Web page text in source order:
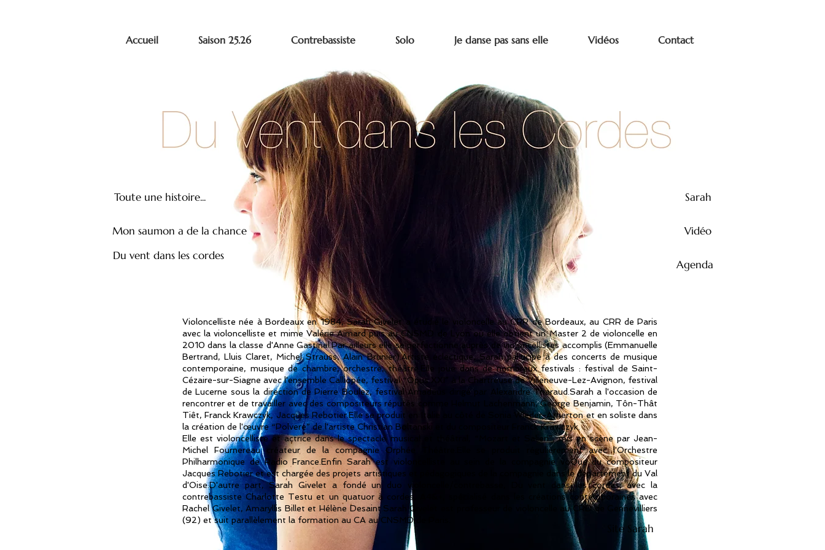
Accueil Saison 25.26 Contrebassiste Solo Je danse pas sans elle Vidéos Contact
Agenda
Violoncelliste née à Bordeaux en 1984, Sarah Givelet a étudié le violoncelle au CRR de Bordeaux, au CRR de Paris
avec la violoncelliste et mime Valérie Aimard puis au CNSMD de Lyon où elle obtient un Master 2 de violoncelle en
2010 dans la classe d'Anne Gastinel.Par ailleurs elle se perfectionne auprès de violoncellistes accomplis (Emmanuelle
Bertrand, Lluis Claret, Michel Strauss, Alain Brunier).Artiste éclectique, Sarah participe à des concerts de musique
contemporaine, musique de chambre, orchestre, théâtre.Elle joue dans de nombreux festivals : festival de Saint-
Cézaire-sur-Siagne avec l'ensemble Calliopée, festival “Opus XXI” à la Chartreuse de Villeneuve-Lez-Avignon, festival
de Lucerne sous la direction de Pierre Boulez, festival Amadeus dirigé par Alexandre Tharaud.Sarah a l'occasion de
rencontrer et de travailler avec des compositeurs réputés comme Helmut Lachenmann, George Benjamin, Tôn-Thât
Tiêt, Franck Krawczyk, Jacques Rebotier.Elle se produit en Italie au côté de Sonia Wieder-Atherton et en soliste dans
la création de l'œuvre “Polvere” de l'artiste Christian Boltanski et du compositeur Franck Krawczyk.
Elle est violoncelliste et actrice dans le spectacle musical et théâtral, “Mozart et Salieri”, mis en scène par Jean-
Michel Fournereau créateur de la compagnie Orphée Théâtre.Elle se produit régulièrement avec l'Orchestre
Philharmonique de Radio France.Enfin Sarah est violoncelliste au sein de la compagnie voQue du compositeur
Jacques Rebotier et est chargée des projets artistiques et pédagogiques de la compagnie dans le département du Val
d'Oise.D'autre part, Sarah Givelet a fondé un duo violoncelle/contrebasse, Du vent dans les cordes, avec la
contrebassiste Charlotte Testu et un quatuor à cordes, A4&+, spécialisé dans les créations contemporaines avec
Rachel Givelet, Amaryllis Billet et Hélène Desaint.Sarah Givelet est professeur de violoncelle au CRD de Gennevilliers
(92) et suit parallèlement la formation au CA au CNSMD de Paris.
Site Sarah
Sarah
Vidéo
Toute une histoire...
Du vent dans les cordes
Mon saumon a de la chance